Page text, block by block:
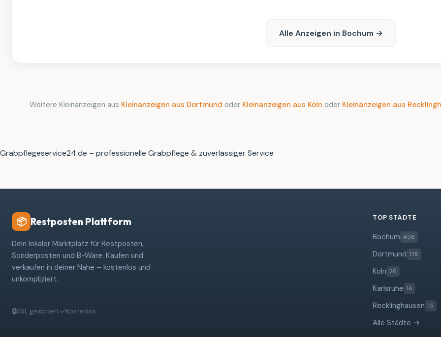
Alle Anzeigen in Bochum →
Weitere Kleinanzeigen aus Kleinanzeigen aus Dortmund oder Kleinanzeigen aus Köln oder Kleinanzeigen aus
Grabpflegeservice24.de – professionelle Grabpflege & zuverlässiger Service
📦 Restposten Plattform
Dein lokaler Marktplatz für Restposten,
Sonderposten und B-Ware. Kaufen und
verkaufen in deiner Nähe – kostenlos und
unkompliziert.
🔒SSL gesichert✓Kostenlos
TOP STÄDTE
Bochum 458
Dortmund 178
Köln 26
Karlsruhe 16
Recklinghausen 15
Alle Städte →